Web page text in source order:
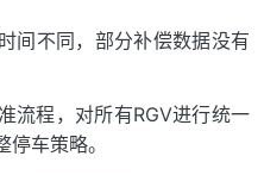
间不同，部分补偿数据没有
流程，对所有RGV进行统一
车策略。